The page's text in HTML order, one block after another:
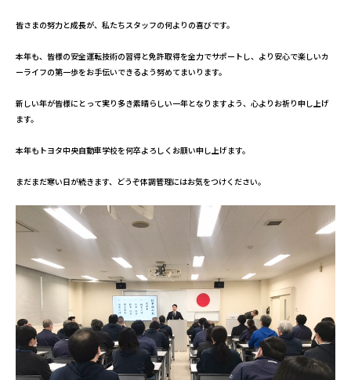
皆さまの努力と成長が、私たちスタッフの何よりの喜びです。
本年も、皆様の安全運転技術の習得と免許取得を全力でサポートし、より安心で楽しいカ
ーライフの第一歩をお手伝いできるよう努めてまいります。
新しい年が皆様にとって実り多き素晴らしい一年となりますよう、心よりお祈り申し上げ
ます。
本年もトヨタ中央自動車学校を何卒よろしくお願い申し上げます。
まだまだ寒い日が続きます、どうぞ体調管理にはお気をつけください。